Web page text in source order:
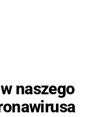
naszego